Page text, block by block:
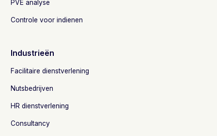
PVE analyse
Controle voor indienen
Industrieën
Facilitaire dienstverlening
Nutsbedrijven
HR dienstverlening
Consultancy